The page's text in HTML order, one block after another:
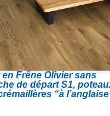
Frêne Olivier sans
de départ S1,
“à